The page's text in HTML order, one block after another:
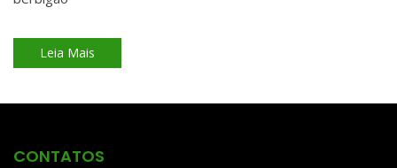
Leia Mais
CONTATOS